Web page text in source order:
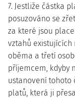
7. Jestliže částka
posuzováno se
za které jsou
vztahů
oběma a třetí
příjemcem, kdyby
ustanovení tohoto
platů, která ji